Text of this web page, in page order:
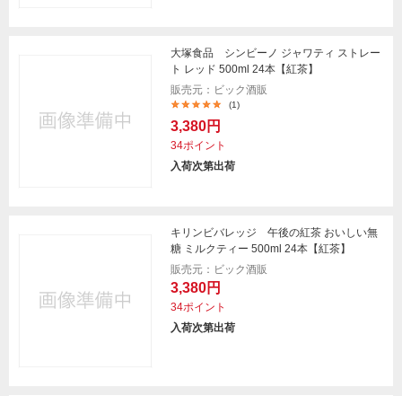
大塚食品 シンビーノ ジャワティ ストレー
ト レッド 500ml 24本【紅茶】
販売元：ビック酒販
(1)
3,380円
34ポイント
入荷次第出荷
キリンビバレッジ 午後の紅茶 おいしい無
糖 ミルクティー 500ml 24本【紅茶】
販売元：ビック酒販
3,380円
34ポイント
入荷次第出荷